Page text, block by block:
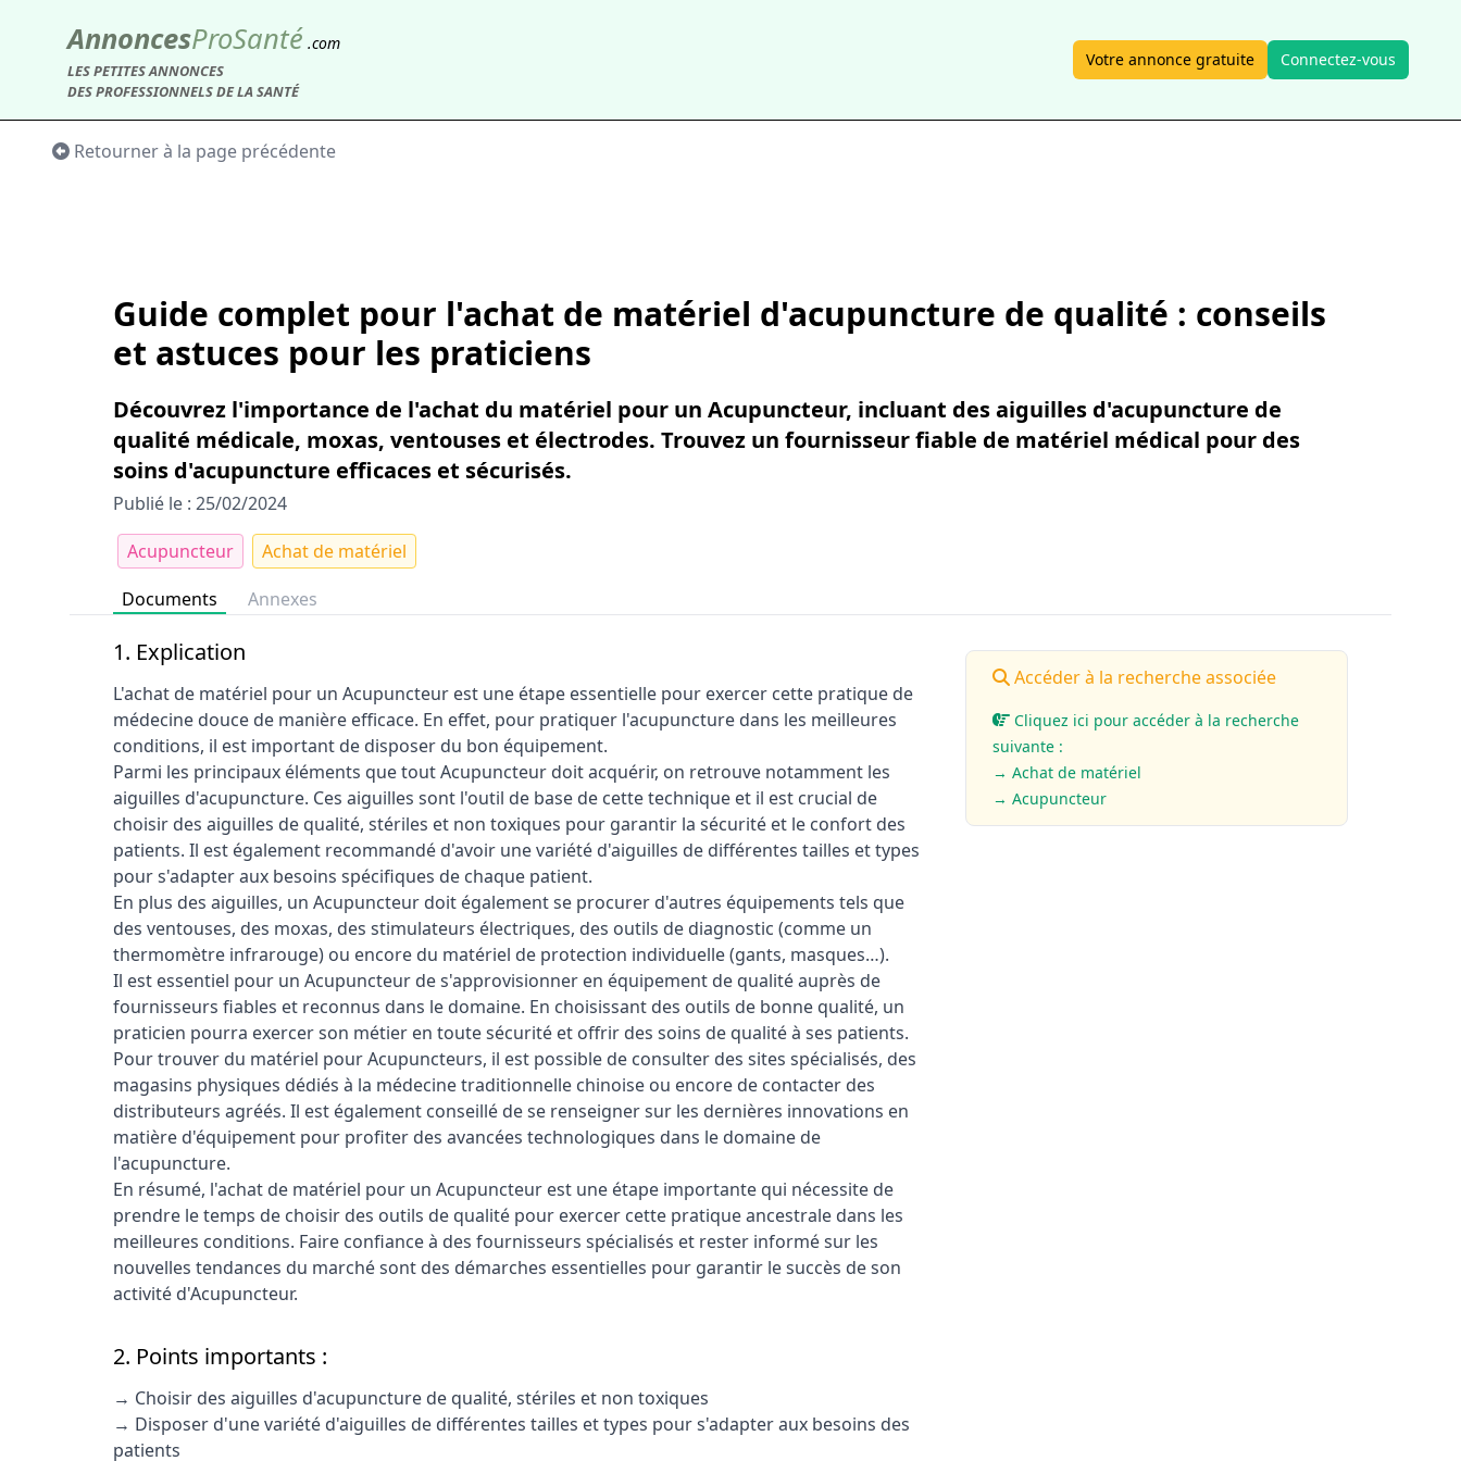
AnnoncesProSanté .com
LES PETITES ANNONCES
DES PROFESSIONNELS DE LA SANTÉ
Votre annonce gratuite Connectez-vous
Retourner à la page précédente
Guide complet pour l'achat de matériel d'acupuncture de qualité : conseils
et astuces pour les praticiens
Découvrez l'importance de l'achat du matériel pour un Acupuncteur, incluant des aiguilles d'acupuncture de
qualité médicale, moxas, ventouses et électrodes. Trouvez un fournisseur fiable de matériel médical pour des
soins d'acupuncture efficaces et sécurisés.
Publié le : 25/02/2024
Acupuncteur
Achat de matériel
Documents
Annexes
1. Explication
L'achat de matériel pour un Acupuncteur est une étape essentielle pour exercer cette pratique de
médecine douce de manière efficace. En effet, pour pratiquer l'acupuncture dans les meilleures
conditions, il est important de disposer du bon équipement.
Parmi les principaux éléments que tout Acupuncteur doit acquérir, on retrouve notamment les
aiguilles d'acupuncture. Ces aiguilles sont l'outil de base de cette technique et il est crucial de
choisir des aiguilles de qualité, stériles et non toxiques pour garantir la sécurité et le confort des
patients. Il est également recommandé d'avoir une variété d'aiguilles de différentes tailles et types
pour s'adapter aux besoins spécifiques de chaque patient.
En plus des aiguilles, un Acupuncteur doit également se procurer d'autres équipements tels que
des ventouses, des moxas, des stimulateurs électriques, des outils de diagnostic (comme un
thermomètre infrarouge) ou encore du matériel de protection individuelle (gants, masques…).
Il est essentiel pour un Acupuncteur de s'approvisionner en équipement de qualité auprès de
fournisseurs fiables et reconnus dans le domaine. En choisissant des outils de bonne qualité, un
praticien pourra exercer son métier en toute sécurité et offrir des soins de qualité à ses patients.
Pour trouver du matériel pour Acupuncteurs, il est possible de consulter des sites spécialisés, des
magasins physiques dédiés à la médecine traditionnelle chinoise ou encore de contacter des
distributeurs agréés. Il est également conseillé de se renseigner sur les dernières innovations en
matière d'équipement pour profiter des avancées technologiques dans le domaine de
l'acupuncture.
En résumé, l'achat de matériel pour un Acupuncteur est une étape importante qui nécessite de
prendre le temps de choisir des outils de qualité pour exercer cette pratique ancestrale dans les
meilleures conditions. Faire confiance à des fournisseurs spécialisés et rester informé sur les
nouvelles tendances du marché sont des démarches essentielles pour garantir le succès de son
activité d'Acupuncteur.
2. Points importants :
→ Choisir des aiguilles d'acupuncture de qualité, stériles et non toxiques
→ Disposer d'une variété d'aiguilles de différentes tailles et types pour s'adapter aux besoins des
patients
Accéder à la recherche associée
Cliquez ici pour accéder à la recherche
suivante :
→ Achat de matériel
→ Acupuncteur